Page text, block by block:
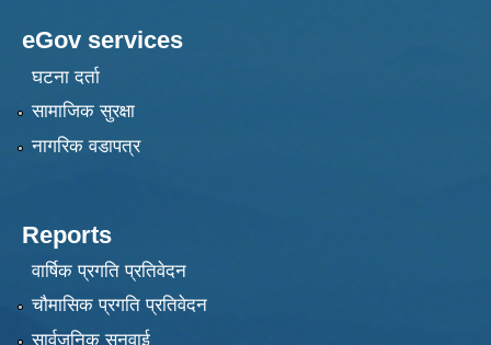
eGov services
घटना दर्ता
सामाजिक सुरक्षा
नागरिक वडापत्र
Reports
वार्षिक प्रगति प्रतिवेदन
चौमासिक प्रगति प्रतिवेदन
सार्वजनिक सुनुवाई